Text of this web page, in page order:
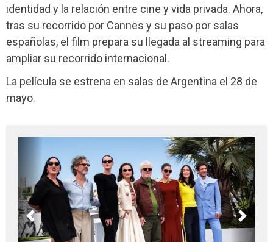
identidad y la relación entre cine y vida privada. Ahora,
tras su recorrido por Cannes y su paso por salas
españolas, el film prepara su llegada al streaming para
ampliar su recorrido internacional.
La película se estrena en salas de Argentina el 28 de
mayo.
Previous Next